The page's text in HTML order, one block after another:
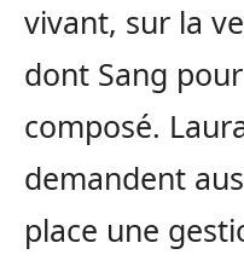
vivant, sur la
dont Sang pour
composé.
demandent
place une